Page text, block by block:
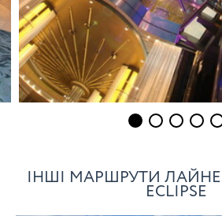
ІНШІ МАРШРУТИ
ECLIPSE